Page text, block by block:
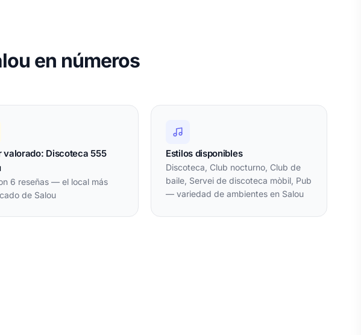
en números
valorado: Discoteca 555
6 reseñas — el local más
de Salou
Estilos disponibles
Discoteca, Club nocturno, Club de
baile, Servei de discoteca mòbil, Pub
— variedad de ambientes en Salou